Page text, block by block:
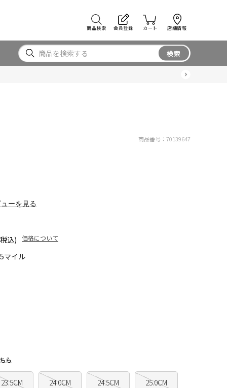
商品検索 会員登録 カート 店舗情報
検索
マイル
ーを見る
込) 価格について
23.5CM 24.0CM 24.5CM 25.0CM
ら
商品番号： 70139647